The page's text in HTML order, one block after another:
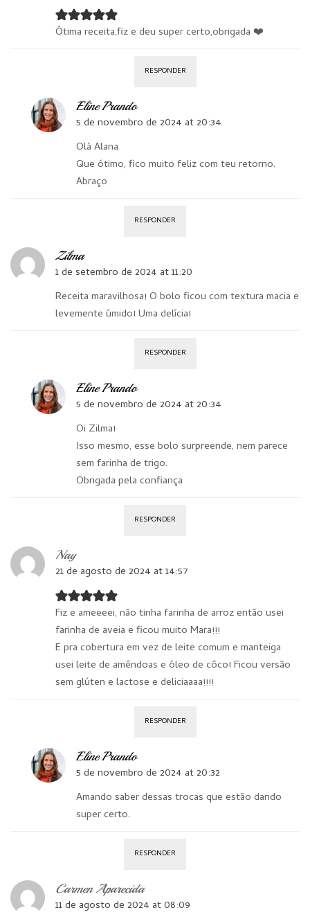
Ótima receita,fiz e deu super certo,obrigada ❤️
RESPONDER
Eline Prando
5 de novembro de 2024 at 20:34
Olá Alana
Que ótimo, fico muito feliz com teu retorno.
Abraço
RESPONDER
Zilma
1 de setembro de 2024 at 11:20
Receita maravilhosa! O bolo ficou com textura macia e
levemente úmido! Uma delícia!
RESPONDER
Eline Prando
5 de novembro de 2024 at 20:34
Oi Zilma!
Isso mesmo, esse bolo surpreende, nem parece
sem farinha de trigo.
Obrigada pela confiança
RESPONDER
Nay
21 de agosto de 2024 at 14:57
Fiz e ameeeei, não tinha farinha de arroz então usei
farinha de aveia e ficou muito Mara!!!
E pra cobertura em vez de leite comum e manteiga
usei leite de amêndoas e óleo de côco! Ficou versão
sem glúten e lactose e deliciaaaa!!!!
RESPONDER
Eline Prando
5 de novembro de 2024 at 20:32
Amando saber dessas trocas que estão dando
super certo.
RESPONDER
Carmen Aparecida
11 de agosto de 2024 at 08:09